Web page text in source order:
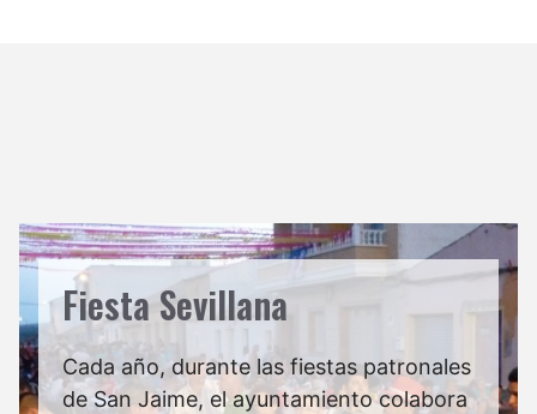
Fiesta Sevillana
Cada año, durante las fiestas patronales
de San Jaime, el ayuntamiento colabora